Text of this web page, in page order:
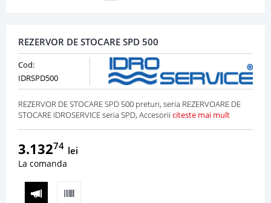
REZERVOR DE STOCARE SPD 500
Cod:
IDRSPD500
REZERVOR DE STOCARE SPD 500 preturi, seria REZERVOARE DE
STOCARE IDROSERVICE seria SPD, Accesorii citeste mai mult
3.13274 lei
La comanda